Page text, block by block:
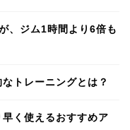
、ジム1時間より6倍も
トレーニングとは？
早く使えるおすすめア